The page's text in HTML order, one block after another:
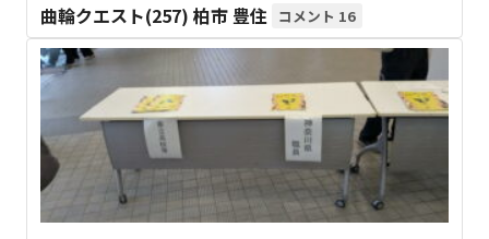
曲輪クエスト(257) 柏市 豊住 16